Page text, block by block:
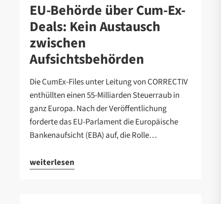
EU-Behörde über Cum-Ex-
Deals: Kein Austausch
zwischen
Aufsichtsbehörden
Die CumEx-Files unter Leitung von CORRECTIV
enthüllten einen 55-Milliarden Steuerraub in
ganz Europa. Nach der Veröffentlichung
forderte das EU-Parlament die Europäische
Bankenaufsicht (EBA) auf, die Rolle…
weiterlesen